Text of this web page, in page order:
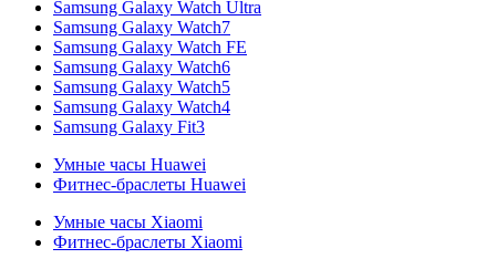
Samsung Galaxy Watch Ultra
Samsung Galaxy Watch7
Samsung Galaxy Watch FE
Samsung Galaxy Watch6
Samsung Galaxy Watch5
Samsung Galaxy Watch4
Samsung Galaxy Fit3
Умные часы Huawei
Фитнес-браслеты Huawei
Умные часы Xiaomi
Фитнес-браслеты Xiaomi